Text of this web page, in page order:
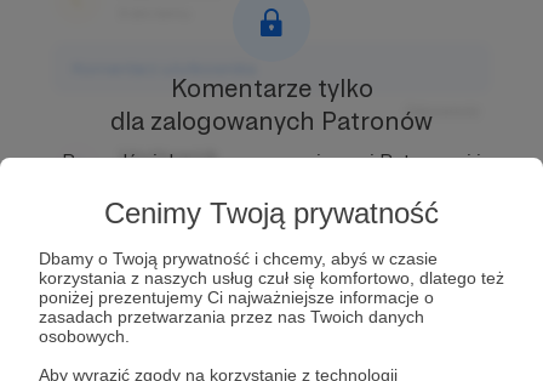
Cenimy Twoją prywatność
Dbamy o Twoją prywatność i chcemy, abyś w czasie
korzystania z naszych usług czuł się komfortowo, dlatego też
poniżej prezentujemy Ci najważniejsze informacje o
zasadach przetwarzania przez nas Twoich danych
osobowych.
Aby wyrazić zgody na korzystanie z technologii
Odpowiedz
Użytkownik
Komentarz użytkownika
Odpowiedz
Użytkownik
3 dni temu
Komentarze tylko
dla zalogowanych Patronów
Prowadź ciekawe rozmowy z innymi Patronami i
dostęp!
Zostań Patronem